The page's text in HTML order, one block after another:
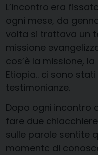
L’incontro era
ogni mese, da
volta si trattava un
missione
cos’è la missione,
Etiopia.. ci sono
testimonianze.
Dopo ogni incontro
fare due
sulle parole sentite
momento di